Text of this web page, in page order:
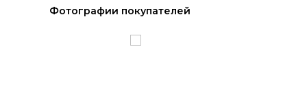
Фотографии покупателей